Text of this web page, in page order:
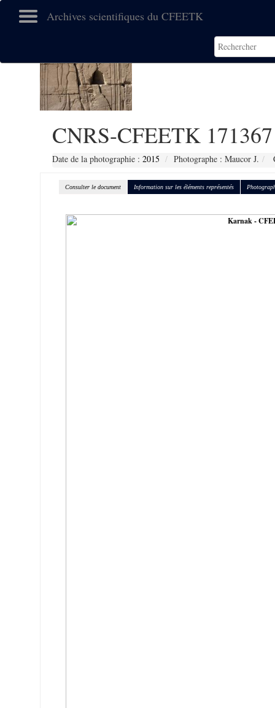
Archives scientifiques du CFEETK
CNRS-CFEETK 171367
Date de la photographie : 2015 Photographe : Maucor J.
Consulter le document Information sur les éléments représentés